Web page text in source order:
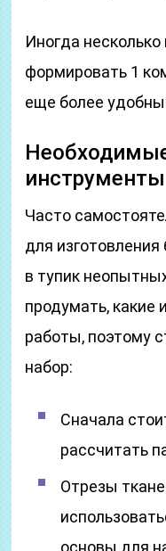
Иногда
формировать 1
еще более
инструменты
Часто
для
в тупик
продумать,
работы, поэтому
набор:
Сначала
рассчитать
Отрезы
основы для